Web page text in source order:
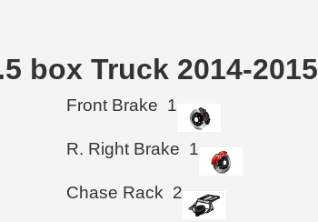
box Truck 2014-2015
Front Brake 1
R. Right Brake 1
Chase Rack 2